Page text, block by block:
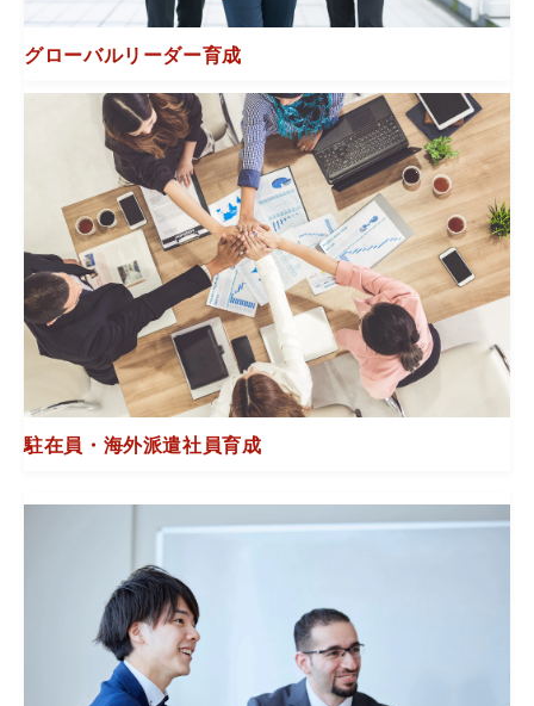
グローバルリーダー育成
駐在員・海外派遣社員育成